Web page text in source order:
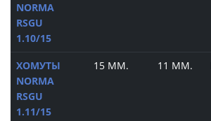
NORMA
RSGU
1.10/15
ХОМУТЫ
NORMA
RSGU
1.11/15
15 ММ. 11 ММ.